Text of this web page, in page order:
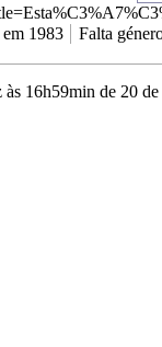
1983 Falta
16h59min de 20